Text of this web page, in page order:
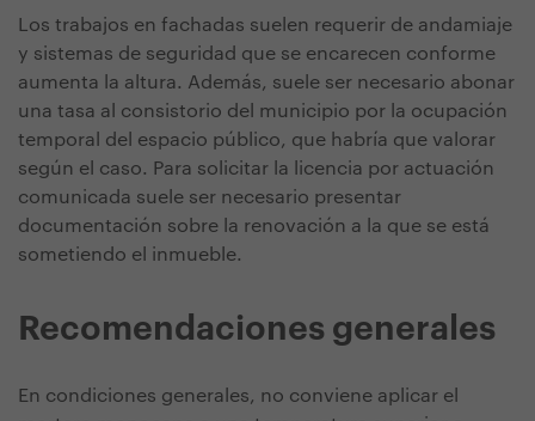
Los trabajos en fachadas suelen requerir de andamiaje
y sistemas de seguridad que se encarecen conforme
aumenta la altura. Además, suele ser necesario abonar
una tasa al consistorio del municipio por la ocupación
temporal del espacio público, que habría que valorar
según el caso. Para solicitar la licencia por actuación
comunicada suele ser necesario presentar
documentación sobre la renovación a la que se está
sometiendo el inmueble.
Recomendaciones generales
En condiciones generales, no conviene aplicar el